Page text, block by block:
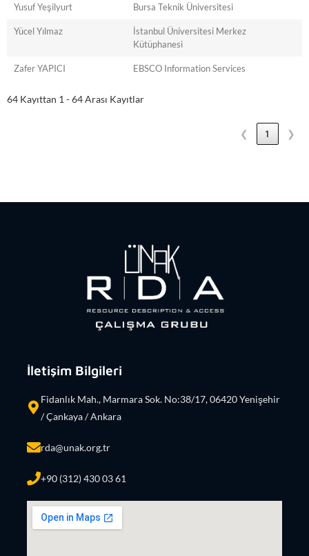
Yusuf Yeşilyurt Bursa Teknik Üniversitesi
Yücel Yılmaz
İstanbul Üniversitesi Merkez
Kütüphanesi
Zafer YAPICI EBSCO Information Services
64 Kayıttan 1 - 64 Arası Kayıtlar
❮ 1 ❯
İletişim Bilgileri
Fidanlık Mah., Marmara Sok. No:38/17, 06420 Yenişehir
/ Çankaya / Ankara
rda@unak.org.tr
+90 (312) 430 03 61